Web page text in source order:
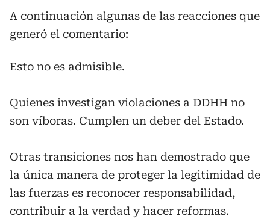
A continuación algunas de las reacciones que
generó el comentario:
Esto no es admisible.
Quienes investigan violaciones a DDHH no
son víboras. Cumplen un deber del Estado.
Otras transiciones nos han demostrado que
la única manera de proteger la legitimidad de
las fuerzas es reconocer responsabilidad,
contribuir a la verdad y hacer reformas.